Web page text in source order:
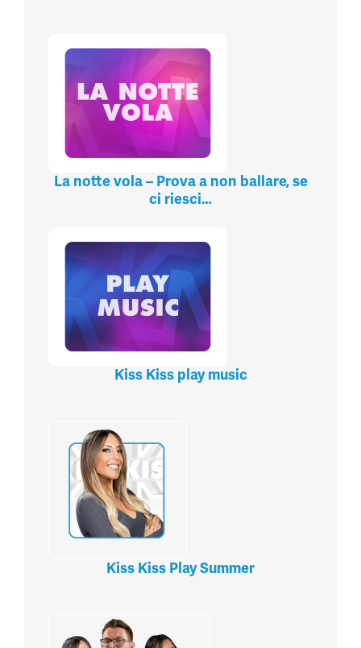
La notte vola – Prova a non ballare, se
ci riesci…
Kiss Kiss play music
Kiss Kiss Play Summer